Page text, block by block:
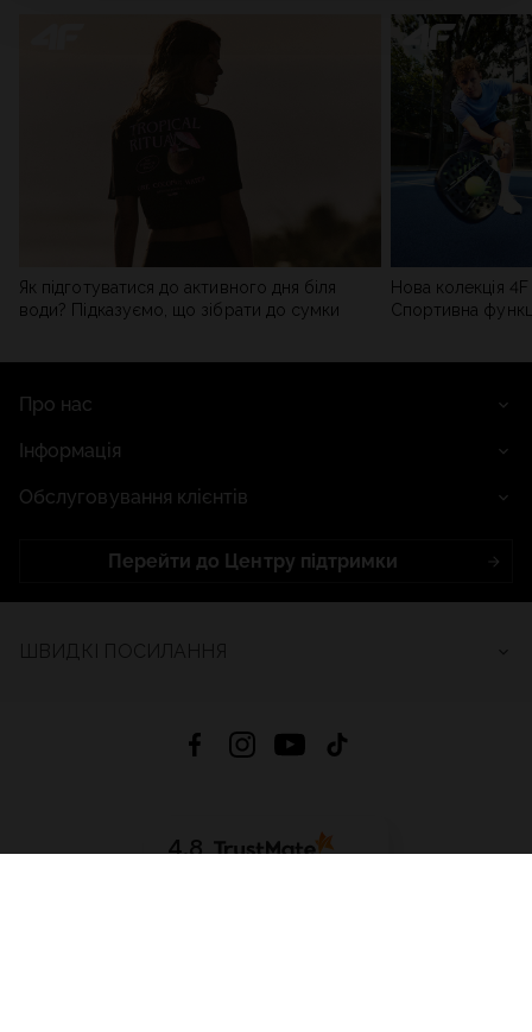
та в розділі «Деталі».
Як підготуватися до активного дня біля
води? Підказуємо, що зібрати до сумки
Нова колекція
Спортивна
Про нас
Інформація
Обслуговування клієнтів
Перейти до Центру підтримки
4.8